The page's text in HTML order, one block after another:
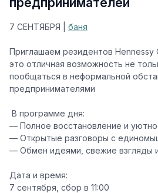
7 СЕНТЯБРЯ | баня
Приглашаем резидентов Hennessy
это отличная возможность не
пообщаться в неформальной
предпринимателями
‍️ В программе дня:
— Полное восстановление и
— Открытые разговоры с
— Обмен идеями, свежие взгляды
Дата и время:
7 сентября, сбор в 11:00